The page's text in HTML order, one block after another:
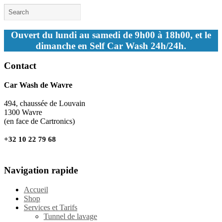
Ouvert du lundi au samedi de 9h00 à 18h00, et le
dimanche en Self Car Wash 24h/24h.
Contact
Car Wash de Wavre
494, chaussée de Louvain
1300 Wavre
(en face de Cartronics)
+32 10 22 79 68
Navigation rapide
Accueil
Shop
Services et Tarifs
Tunnel de lavage